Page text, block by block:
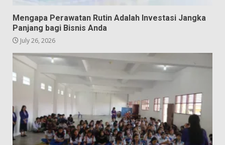
Mengapa Perawatan Rutin Adalah Investasi Jangka
Panjang bagi Bisnis Anda
July 26, 2026